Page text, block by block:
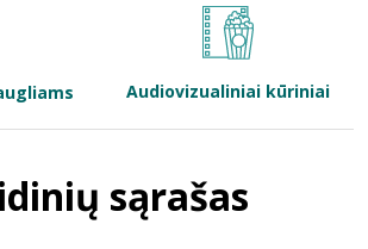
Audiovizualiniai kūriniai
sąrašas